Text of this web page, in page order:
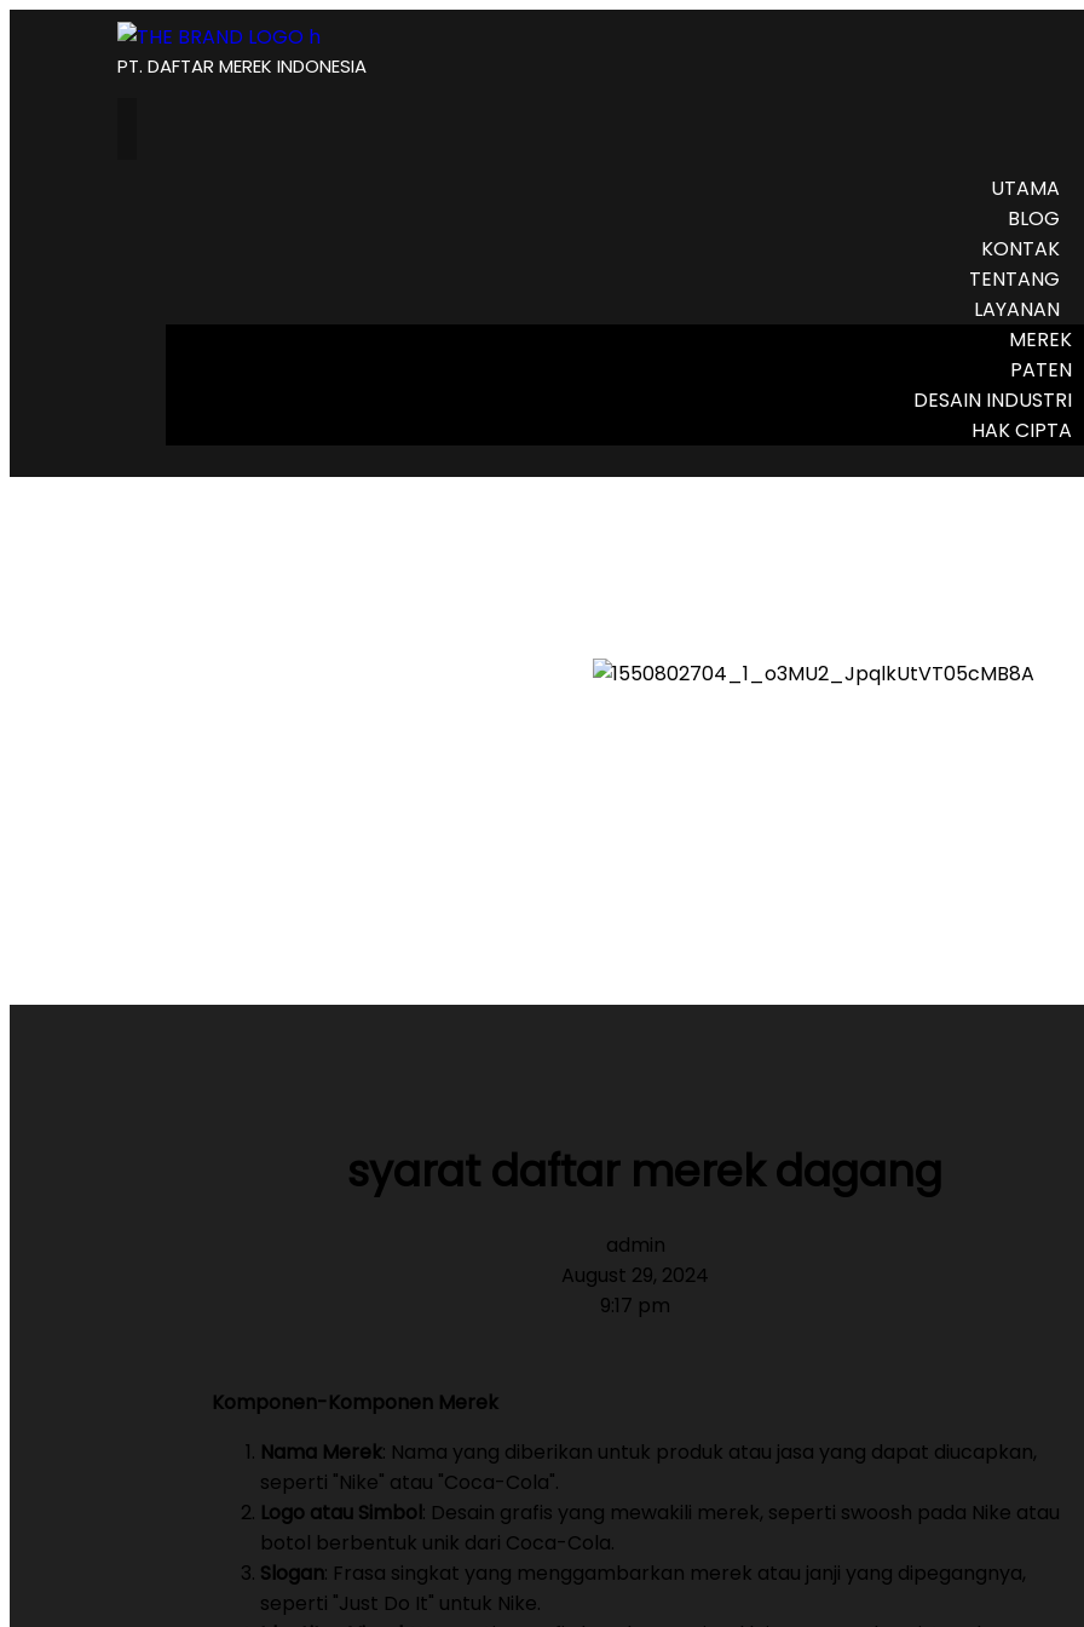
PT. DAFTAR MEREK INDONESIA
UTAMA
BLOG
KONTAK
TENTANG
LAYANAN
MEREK
PATEN
DESAIN INDUSTRI
HAK CIPTA
syarat daftar merek dagang
admin
August 29, 2024
9:17 pm
Komponen-Komponen Merek
Nama Merek: Nama yang diberikan untuk produk atau jasa yang dapat diucapkan,
seperti "Nike" atau "Coca-Cola".
Logo atau Simbol: Desain grafis yang mewakili merek, seperti swoosh pada Nike atau
botol berbentuk unik dari Coca-Cola.
Slogan: Frasa singkat yang menggambarkan merek atau janji yang dipegangnya,
seperti "Just Do It" untuk Nike.